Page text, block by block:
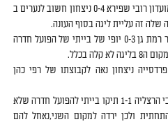
נערים ב מחוז יזרעאל הפועל חדרה- מועדון רובי שפירא 0-4 ניצחון חשוב לנערים ב
זה עליית ליגה בסוף העונה.
נערים ג מחוז שרון הפועל חדרה-ביתר רמת גן 0-3 יופי של בייתי של הפועל חדרה
בכלל.
ניצחון נאה לקבוצתו של רפי כהן
ילדים א מחוז שרון הפועל חדרה- מכבי הרצליה 1-1 תיקו בייתי להפועל חדרה שלא
ולכן ירדה למקום השני,נאחל להם